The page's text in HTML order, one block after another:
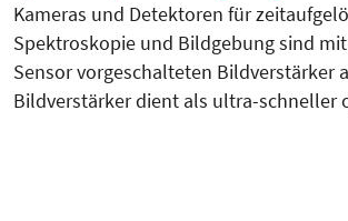
Kameras und Detektoren für
Spektroskopie und Bildgebung sind
Sensor vorgeschalteten Bildverstärker
Bildverstärker dient als ultra-schneller